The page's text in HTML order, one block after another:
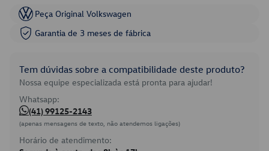
Peça Original Volkswagen
Garantia de 3 meses de fábrica
Tem dúvidas sobre a compatibilidade deste produto?
Nossa equipe especializada está pronta para ajudar!
Whatsapp:
(41) 99125-2143
(apenas mensagens de texto, não atendemos ligações)
Horário de atendimento: